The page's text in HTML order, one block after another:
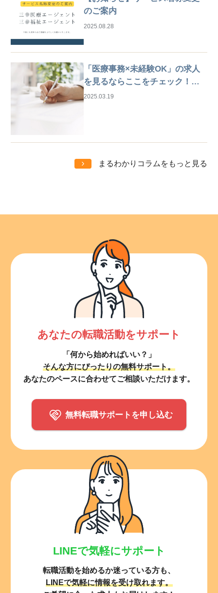
のご案内
2025.08.28
「医療事務×未経験OK」の求人
を見るならここをチェック！は
じめての仕事探しガイド
2025.03.19
まるわかりコラムをもっと見る
あなたの転職活動をサポート
「何から始めればいい？」
そんな方にぴったりの無料サポート。
あなたのペースに合わせてご相談いただけます。
無料転職サポートを申し込む
LINEで気軽にサポート
転職活動を始めるか迷っている方も、
LINEで気軽に情報を受け取れます。
所在地のエリアを選択してください
各支店担当よりご連絡させていただきます。